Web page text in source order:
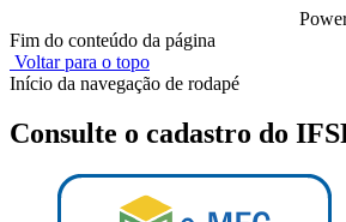
Fim do conteúdo da página
Voltar para o topo
Início da navegação de rodapé
Consulte o cadastro do